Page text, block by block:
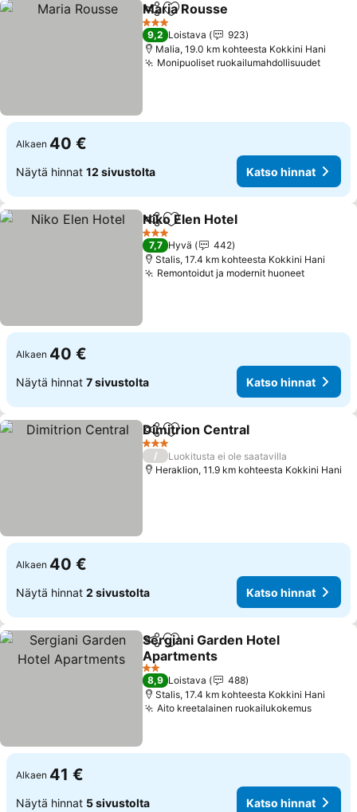
Jaa Lisää suosikkeihin
Maria Rousse
3 Tähtiluokitus
9,2 Loistava
923
Malia, 19.0 km kohteesta Kokkini Hani
Monipuoliset ruokailumahdollisuudet
Alkaen 40 €
Näytä hinnat 12 sivustolta Katso hinnat
Jaa Lisää suosikkeihin
Niko Elen Hotel
3 Tähtiluokitus
7,7 Hyvä
442
Stalis, 17.4 km kohteesta Kokkini Hani
Remontoidut ja modernit huoneetKatso
Alkaen 40 €
Näytä hinnat 7 sivustolta Katso hinnat
Jaa Lisää suosikkeihin
Dimitrion Central
3 Tähtiluokitus
/
Luokitusta ei ole saatavilla
Heraklion, 11.9 km kohteesta Kokkini Hani
Alkaen 40 €
Näytä hinnat 2 sivustolta Katso hinnat
Jaa Lisää suosikkeihin
Sergiani Garden Hotel
Apartments
Katso hinnat
2 Tähtiluokitus
8,9 Loistava
488
Stalis, 17.4 km kohteesta Kokkini Hani
Aito kreetalainen ruokailukokemusKatso
Alkaen 41 €
Näytä hinnat 5 sivustolta Katso hinnat